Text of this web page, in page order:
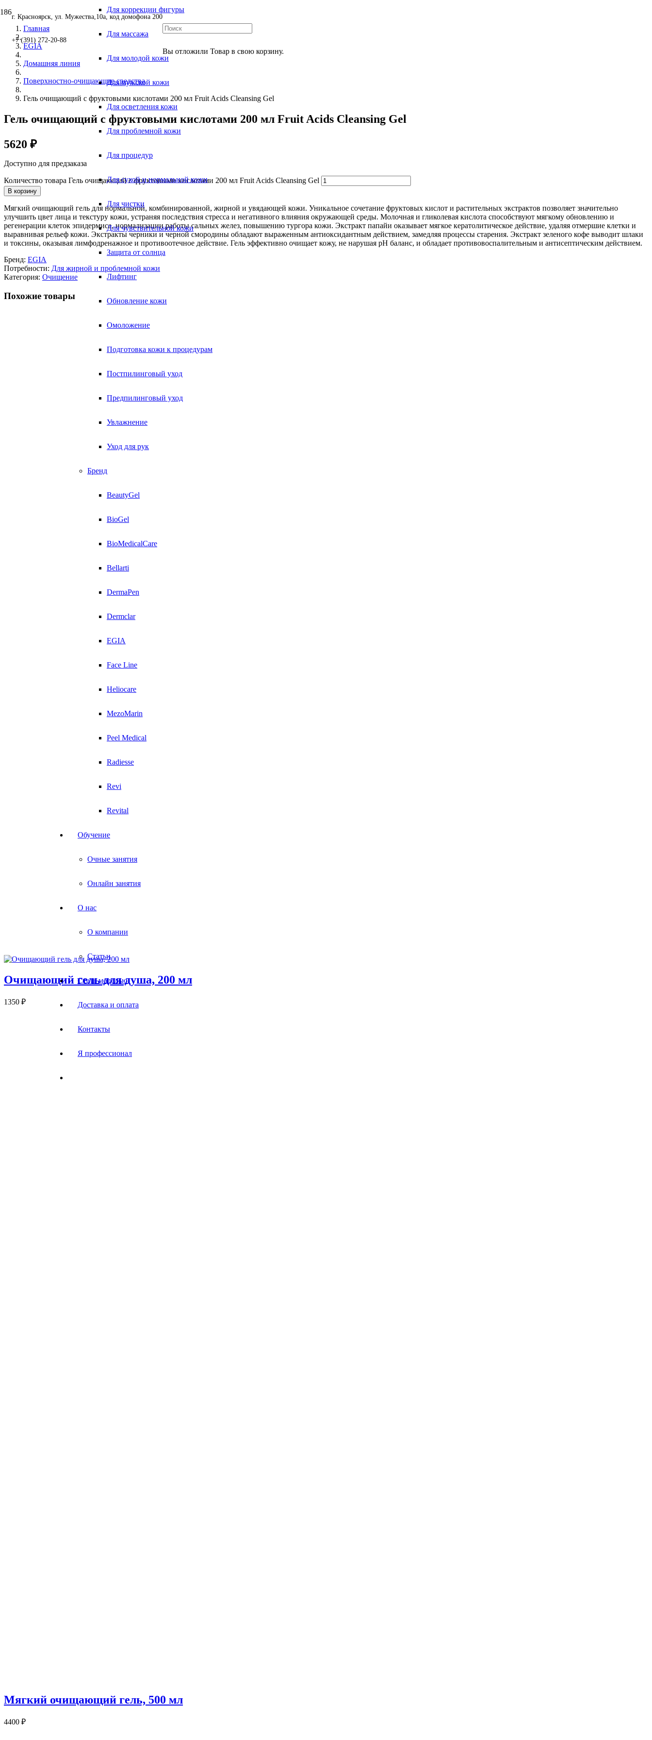
г. Красноярск, ул. Мужества,10а, код домофона 200
+7 (391) 272-20-88
Вы отложили Товар в свою корзину.
Для коррекции фигуры
Для массажа
Для молодой кожи
Для мужской кожи
Для осветления кожи
Для проблемной кожи
Для процедур
Для сухой и нормальной кожи
Для чистки
Для чувствительной кожи
Защита от солнца
Лифтинг
Обновление кожи
Омоложение
Подготовка кожи к процедурам
Постпилинговый уход
Предпилинговый уход
Увлажнение
Уход для рук
Бренд
BeautyGel
BioGel
BioMedicalCare
Bellarti
DermaPen
Dermclar
EGIA
Face Line
Heliocare
MezoMarin
Peel Medical
Radiesse
Revi
Revital
Обучение
Очные занятия
Онлайн занятия
О нас
О компании
Статьи
Стать моделью
Доставка и оплата
Контакты
Я профессионал
Главная
EGIA
Домашняя линия
Поверхностно-очищающие средства
Гель очищающий с фруктовыми кислотами 200 мл Fruit Acids Cleansing Gel
Гель очищающий с фруктовыми кислотами 200 мл Fruit Acids Cleansing Gel
5620 ₽
Доступно для предзаказа
Количество товара Гель очищающий с фруктовыми кислотами 200 мл Fruit Acids Cleansing Gel
В корзину
Мягкий очищающий гель для нормальной, комбинированной, жирной и увядающей кожи. Уникальное сочетание фруктовых кислот и растительных экстрактов позволяет значительно
улучшить цвет лица и текстуру кожи, устраняя последствия стресса и негативного влияния окружающей среды. Молочная и гликолевая кислота способствуют мягкому обновлению и
регенерации клеток эпидермиса, нормализации работы сальных желез, повышению тургора кожи. Экстракт папайи оказывает мягкое кератолитическое действие, удаляя отмершие клетки и
выравнивая рельеф кожи. Экстракты черники и черной смородины обладают выраженным антиоксидантным действием, замедляя процессы старения. Экстракт зеленого кофе выводит шлаки
и токсины, оказывая лимфодренажное и противоотечное действие. Гель эффективно очищает кожу, не нарушая рН баланс, и обладает противовоспалительным и антисептическим действием.
Бренд: EGIA
Потребности: Для жирной и проблемной кожи
Категория: Очищение
Похожие товары
Очищающий гель для душа, 200 мл
1350 ₽
Мягкий очищающий гель, 500 мл
4400 ₽